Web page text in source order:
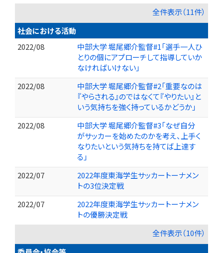
全件表示（11件）
社会における活動
2022/08
中部大学 堀尾郷介監督#1「選手一人ひ
とりの個にアプローチして指導していか
なければいけない」
2022/08
中部大学 堀尾郷介監督#2「重要なのは
『やらされる』のではなくて『やりたい』と
いう気持ちを強く持っているかどうか」
2022/08
中部大学 堀尾郷介監督#3「なぜ自分
がサッカーを始めたのかを考え、上手く
なりたいという気持ちを持てば上達す
る」
2022/07
2022年度東海学生サッカートーナメン
トの3位決定戦
2022/07
2022年度東海学生サッカートーナメン
トの優勝決定戦
全件表示（10件）